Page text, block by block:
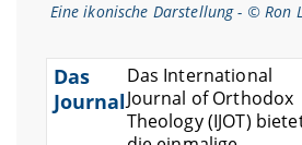
Eine ikonische Darstellung - © Ron
Das
Journal
Das International
Journal of Orthodox
Theology (IJOT)